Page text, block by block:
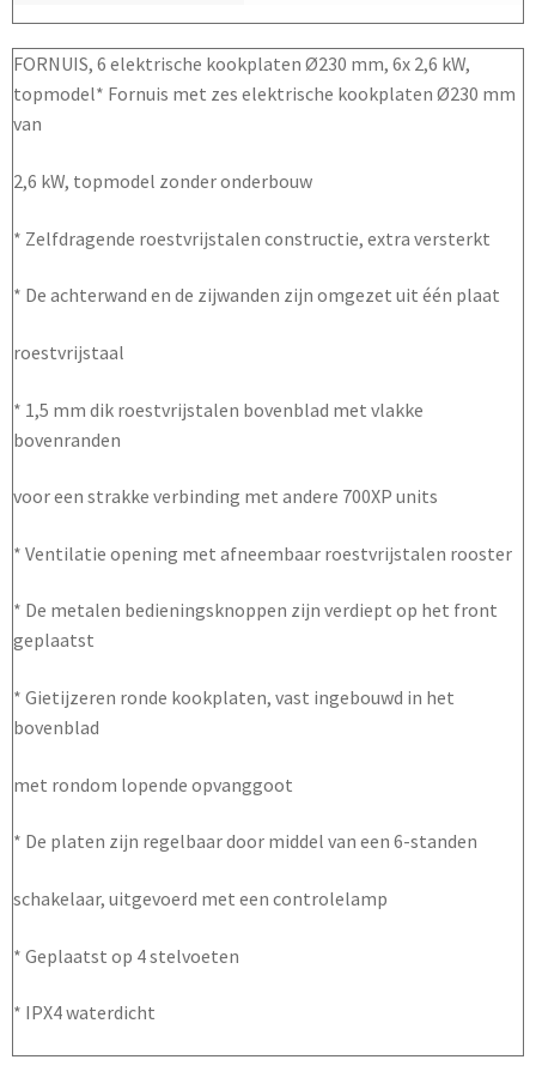
FORNUIS, 6 elektrische kookplaten Ø230 mm, 6x 2,6 kW,
topmodel* Fornuis met zes elektrische kookplaten Ø230 mm
van
2,6 kW, topmodel zonder onderbouw
* Zelfdragende roestvrijstalen constructie, extra versterkt
* De achterwand en de zijwanden zijn omgezet uit één plaat
roestvrijstaal
* 1,5 mm dik roestvrijstalen bovenblad met vlakke
bovenranden
voor een strakke verbinding met andere 700XP units
* Ventilatie opening met afneembaar roestvrijstalen rooster
* De metalen bedieningsknoppen zijn verdiept op het front
geplaatst
* Gietijzeren ronde kookplaten, vast ingebouwd in het
bovenblad
met rondom lopende opvanggoot
* De platen zijn regelbaar door middel van een 6-standen
schakelaar, uitgevoerd met een controlelamp
* Geplaatst op 4 stelvoeten
* IPX4 waterdicht